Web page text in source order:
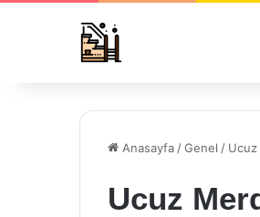
Anasayfa /Genel / Ucuz
Ucuz